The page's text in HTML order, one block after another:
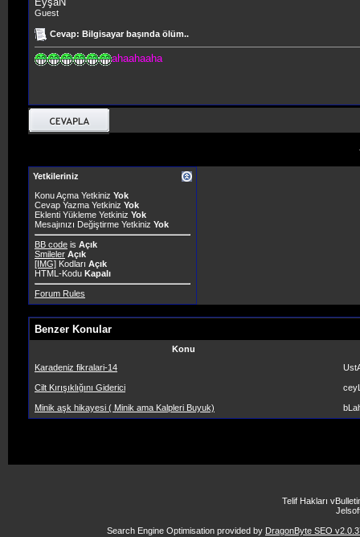
Guest
Cevap: Bilgisayar başında ölüm..
ahaahaaha
Yetkileriniz
Konu Açma Yetkiniz Yok
Cevap Yazma Yetkiniz Yok
Eklenti Yükleme Yetkiniz Yok
Mesajınızı Değiştirme Yetkiniz Yok
BB code is Açık
Smileler Açık
[IMG] Kodları Açık
HTML-Kodu Kapalı
Forum Rules
Benzer Konular
Konu
Karadeniz fikralari-14
Cilt Kırışıklığını Giderici
Minik aşk hikayesi ( Minik ama Kalpleri Buyuk)
Telif Hakları
Search Engine Optimisation provided by DragonByte SEO